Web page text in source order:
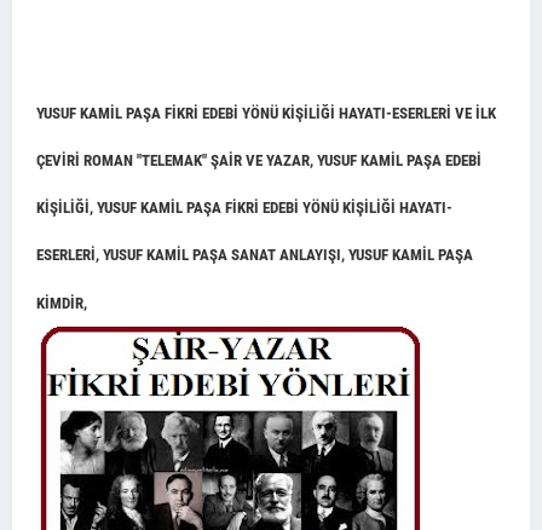
YUSUF KAMİL PAŞA FİKRİ EDEBİ YÖNÜ KİŞİLİĞİ HAYATI-ESERLERİ VE İLK
ÇEVİRİ ROMAN "TELEMAK" ŞAİR VE YAZAR, YUSUF KAMİL PAŞA EDEBİ
KİŞİLİĞİ, YUSUF KAMİL PAŞA FİKRİ EDEBİ YÖNÜ KİŞİLİĞİ HAYATI-
ESERLERİ, YUSUF KAMİL PAŞA SANAT ANLAYIŞI, YUSUF KAMİL PAŞA
KİMDİR,